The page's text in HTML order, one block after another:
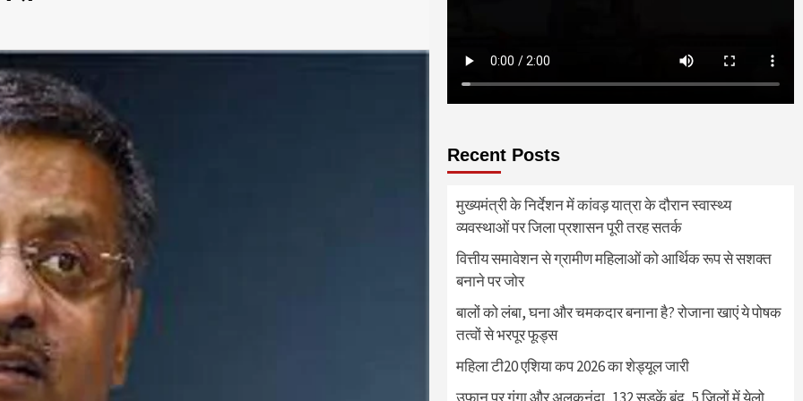
Recent Posts
मुख्यमंत्री के निर्देशन में कांवड़ यात्रा के दौरान स्वास्थ्य
व्यवस्थाओं पर जिला प्रशासन पूरी तरह सतर्क
वित्तीय समावेशन से ग्रामीण महिलाओं को आर्थिक रूप से सशक्त
बनाने पर जोर
बालों को लंबा, घना और चमकदार बनाना है? रोजाना खाएं ये पोषक
तत्वों से भरपूर फूड्स
महिला टी20 एशिया कप 2026 का शेड्यूल जारी